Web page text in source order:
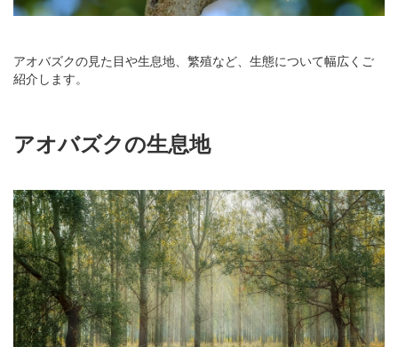
アオバズクの見た目や生息地、繁殖など、生態について幅広くご
紹介します。
アオバズクの生息地